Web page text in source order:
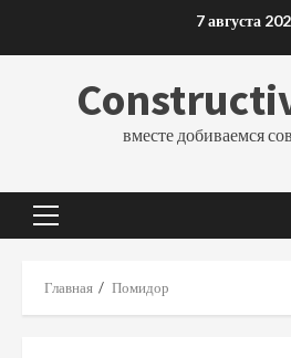
7 августа
вместе добиваемся
Основное
Главная Помидор